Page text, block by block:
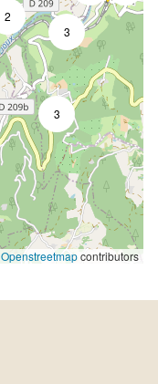
3
2
3
Openstreetmapcontributors